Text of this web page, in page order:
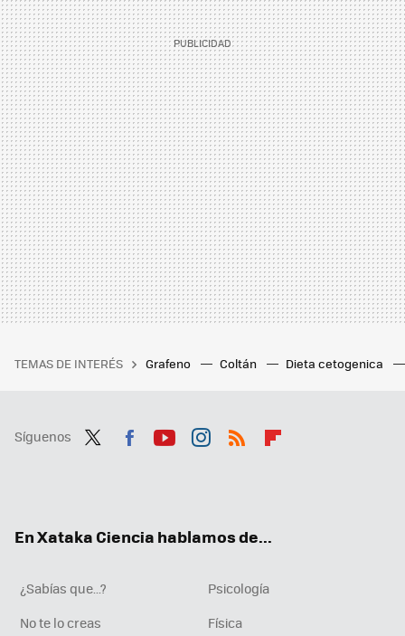
TEMAS DE INTERÉS Grafeno Coltán Dieta cetogenica
Síguenos
En Xataka Ciencia hablamos de...
¿Sabías que...?
Psicología
No te lo creas
Física